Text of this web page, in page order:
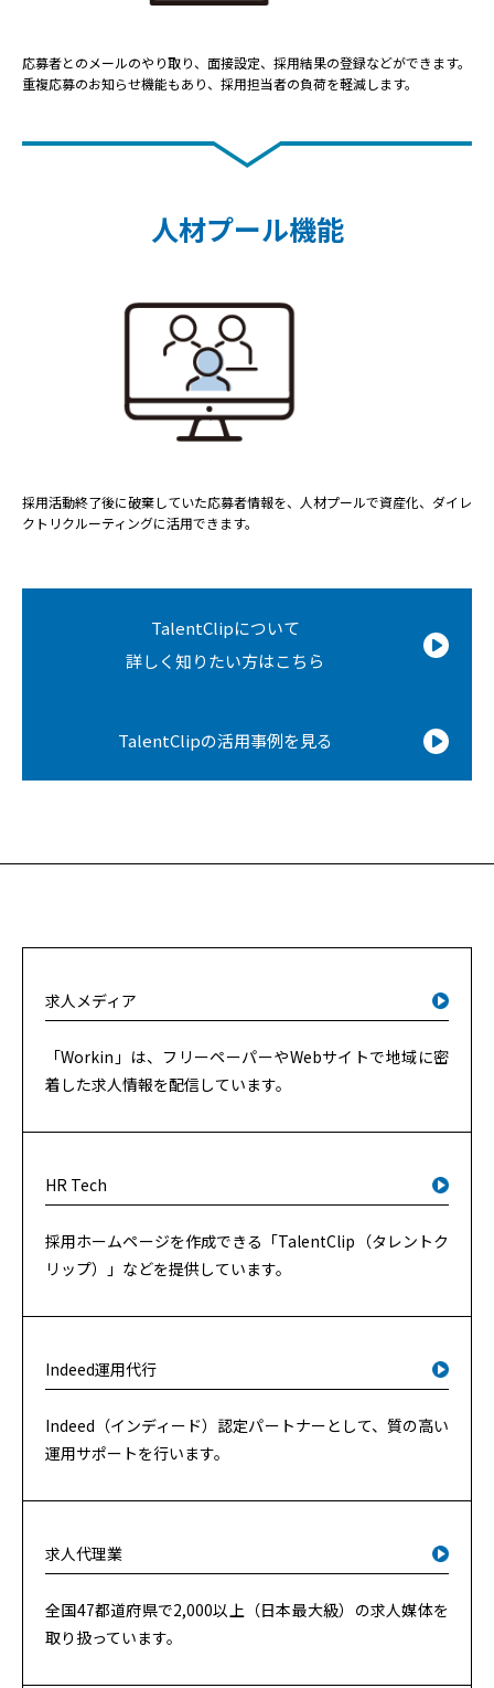
応募者とのメールのやり取り、面接設定、採用結果の登録などができます。
重複応募のお知らせ機能もあり、採用担当者の負荷を軽減します。
人材プール機能
採用活動終了後に破棄していた応募者情報を、人材プールで資産化、ダイレ
クトリクルーティングに活用できます。
TalentClipについて
詳しく知りたい方はこちら
TalentClipの活用事例を見る
求人メディア
「Workin」は、フリーペーパーやWebサイトで地域に密
着した求人情報を配信しています。
HR Tech
採用ホームページを作成できる「TalentClip（タレントク
リップ）」などを提供しています。
Indeed運用代行
Indeed（インディード）認定パートナーとして、質の高い
運用サポートを行います。
求人代理業
全国47都道府県で2,000以上（日本最大級）の求人媒体を
取り扱っています。